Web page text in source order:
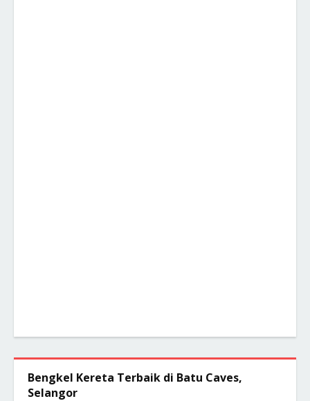
Bengkel Kereta Terbaik di Batu Caves,
Selangor